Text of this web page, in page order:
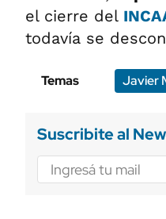
el cierre del
todavía se
Temas Javier
Suscribite al